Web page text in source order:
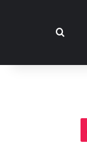
بحث عن